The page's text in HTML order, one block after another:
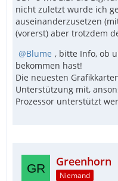
nicht zuletzt wurde ich
auseinanderzusetzen
(vorerst) aber trotzdem
Blume , bitte Info, ob
bekommen hast!
Die neuesten
Unterstützung mit,
Prozessor unterstützt
Greenhorn
Niemand